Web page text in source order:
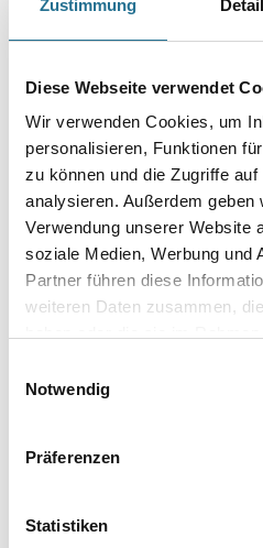
Zustimmung
Diese Webseite verwendet
Wir verwenden Cookies, um
personalisieren, Funktionen
zu können und die Zugriffe
analysieren. Außerdem
Verwendung unserer Website
soziale Medien, Werbung und
Partner führen diese
weiteren Daten zusammen,
Notwendig
Präferenzen
Statistiken
MPlus MultiVorstrich 10,0
Engel NEU
8001-003349
Bitte einloggen, um Preise zu
PRODUKTEIGENSCHAFTEN
Produkteigenschaft